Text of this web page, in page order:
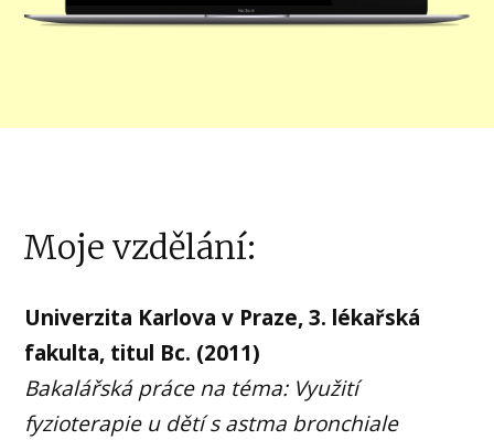
Moje vzdělání:
Univerzita Karlova v Praze, 3. lékařská
fakulta, titul Bc. (2011)
Bakalářská práce na téma: Využití
fyzioterapie u dětí s astma bronchiale